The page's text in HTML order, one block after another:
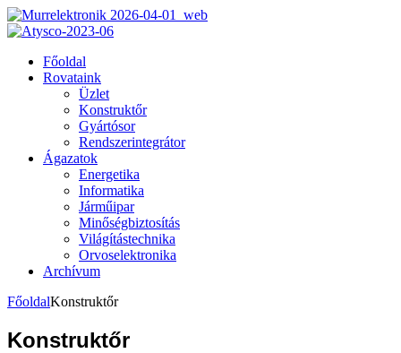
Főoldal
Rovataink
Üzlet
Konstruktőr
Gyártósor
Rendszerintegrátor
Ágazatok
Energetika
Informatika
Járműipar
Minőségbiztosítás
Világítástechnika
Orvoselektronika
Archívum
FőoldalKonstruktőr
Konstruktőr